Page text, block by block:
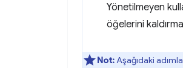
Yönetilmeyen
öğelerini
Not:Aşağıdaki